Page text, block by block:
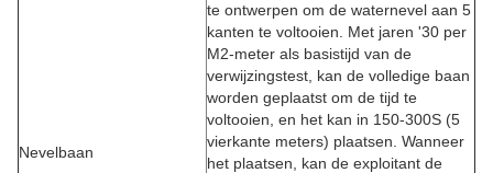
Nevelbaan
te ontwerpen om de waternevel aan 5
kanten te voltooien. Met jaren '30 per
M2-meter als basistijd van de
verwijzingstest, kan de volledige baan
worden geplaatst om de tijd te
voltooien, en het kan in 150-300S (5
vierkante meters) plaatsen. Wanneer
het plaatsen, kan de exploitant de